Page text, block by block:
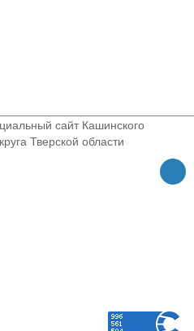
сайт Кашинского
Тверской области